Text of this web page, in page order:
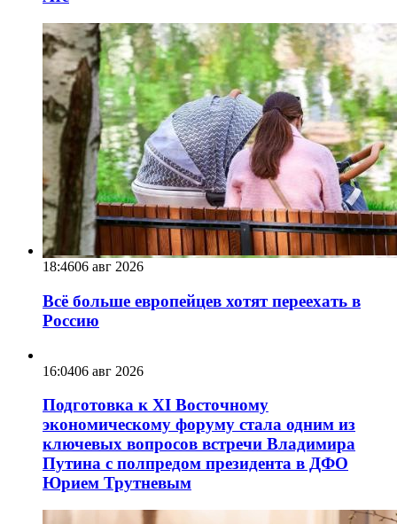
18:4606 авг 2026
Всё больше европейцев хотят переехать в
Россию
16:0406 авг 2026
Подготовка к XI Восточному
экономическому форуму стала одним из
ключевых вопросов встречи Владимира
Путина с полпредом президента в ДФО
Юрием Трутневым